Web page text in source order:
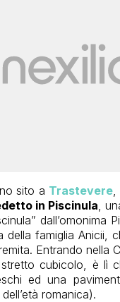
sito a Trastevere,
in Piscinula ,
dall’omonima
famiglia Anicii,
Entrando nella
cubicolo, è lì
ed una
romanica).